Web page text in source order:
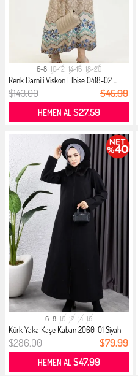
6-8 10-12 14-16 18-20
Renk Garnili Viskon Elbise 0418-02 ...
$143.00 $45.99
HEMEN AL$27.59
6 8 10 12 14 16
Kürk Yaka Kaşe Kaban 2060-01 Siyah
$286.00 $79.99
HEMEN AL$47.99